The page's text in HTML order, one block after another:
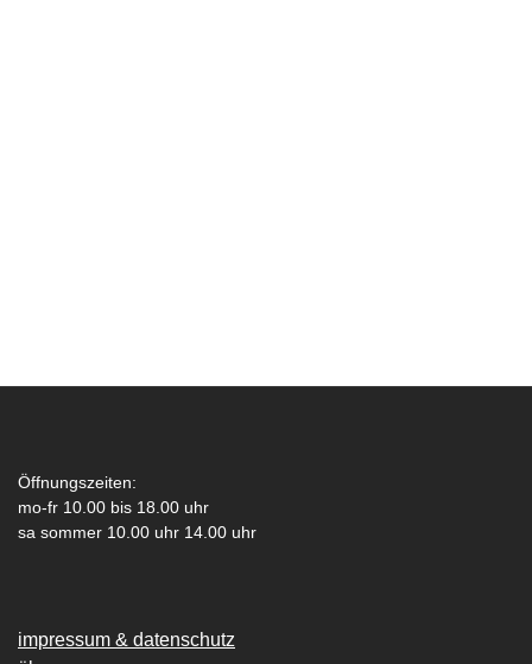
Öffnungszeiten:
mo-fr 10.00 bis 18.00 uhr
sa sommer 10.00 uhr 14.00 uhr
impressum & datenschutz